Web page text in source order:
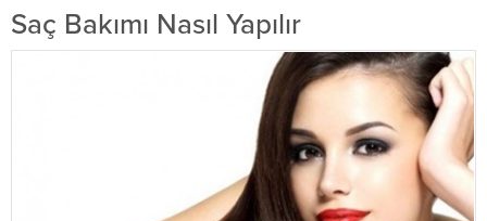
Saç Bakımı Nasıl Yapılır